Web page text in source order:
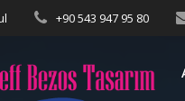
+90 543 947 95 80